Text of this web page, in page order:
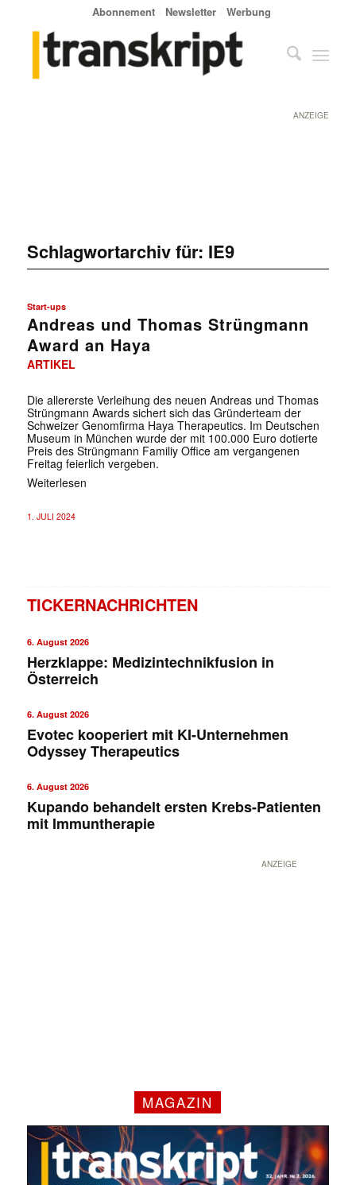
Abonnement Newsletter Werbung
ANZEIGE
Schlagwortarchiv für: IE9
Start-ups
Andreas und Thomas Strüngmann
Award an Haya
ARTIKEL
Die allererste Verleihung des neuen Andreas und Thomas
Strüngmann Awards sichert sich das Gründerteam der
Schweizer Genomfirma Haya Therapeutics. Im Deutschen
Museum in München wurde der mit 100.000 Euro dotierte
Preis des Strüngmann Familiy Office am vergangenen
Freitag feierlich vergeben.
Weiterlesen
1. JULI 2024
TICKERNACHRICHTEN
6. August 2026
Herzklappe: Medizintechnikfusion in
Österreich
6. August 2026
Evotec kooperiert mit KI-Unternehmen
Odyssey Therapeutics
6. August 2026
Kupando behandelt ersten Krebs-Patienten
mit Immuntherapie
ANZEIGE
MAGAZIN